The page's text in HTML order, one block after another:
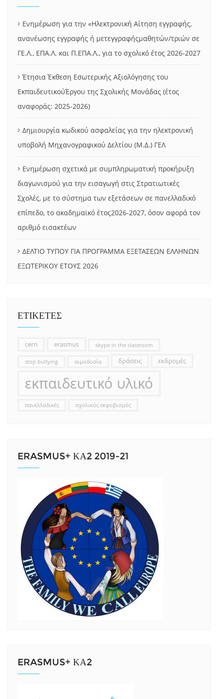
Ενημέρωση για την «Ηλεκτρονική Αίτηση εγγραφής,
ανανέωσης εγγραφής ή μετεγγραφήςμαθητών/τριών σε
ΓΕ.Λ., ΕΠΑ.Λ. και Π.ΕΠΑ.Λ., για το σχολικό έτος 2026-2027
Έτησια Έκθεση Εσωτερικής Αξιολόγησης του
ΕκπαιδευτικούΈργου της Σχολικής Μονάδας (έτος
αναφοράς: 2025-2026)
Δημιουργία κωδικού ασφαλείας για την ηλεκτρονική
υποβολή Μηχανογραφικού Δελτίου (Μ.Δ.) ΓΕΛ
Ενημέρωση σχετικά με συμπληρωματική προκήρυξη
διαγωνισμού για την εισαγωγή στις Στρατιωτικές
Σχολές, με το σύστημα των εξετάσεων σε πανελλαδικό
επίπεδο, το ακαδημαϊκό έτος2026-2027, όσον αφορά τον
αριθμό εισακτέων
ΔΕΛΤΙΟ ΤΥΠΟΥ ΓΙΑ ΠΡΟΓΡΑΜΜΑ ΕΞΕΤΑΣΕΩΝ ΕΛΛΗΝΩΝ
ΕΞΩΤΕΡΙΚΟΥ ΕΤΟΥΣ 2026
ΕΤΙΚΕΤΕΣ
cern erasmus skype in the classroom
stop bullying αιμοδοσία δράσεις εκδρομές
εκπαιδευτικό υλικό
πανελλαδικές σχολικός εκφοβισμός
ERASMUS+ ΚΑ2 2019-21
ERASMUS+ ΚΑ2